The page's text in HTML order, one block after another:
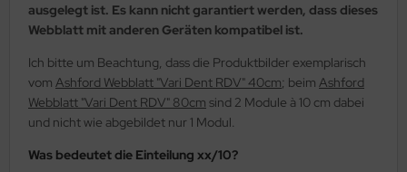
ausgelegt ist. Es kann nicht garantiert werden, dass dieses
Webblatt mit anderen Geräten kompatibel ist.
Ich bitte um Beachtung, dass die Produktbilder exemplarisch
vom Ashford Webblatt "Vari Dent RDV" 40cm; beim Ashford
Webblatt "Vari Dent RDV" 80cm sind 2 Module à 10 cm dabei
und nicht wie abgebildet nur 1 Modul.
Was bedeutet die Einteilung xx/10?